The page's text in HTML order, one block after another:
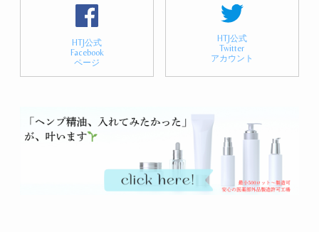
HTJ公式
Facebook
ページ
HTJ公式
Twitter
アカウント